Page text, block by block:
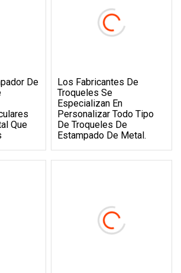
De
Que
Los Fabricantes De
Troqueles Se
Especializan En
Personalizar Todo Tipo
De Troqueles De
Estampado De Metal.